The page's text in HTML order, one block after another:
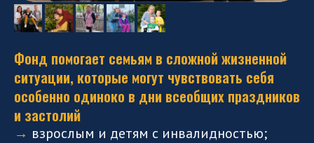
Фонд помогает семьям в сложной жизненной
ситуации, которые могут чувствовать себя
особенно одиноко в дни всеобщих праздников
и застолий
→ взрослым и детям с инвалидностью;